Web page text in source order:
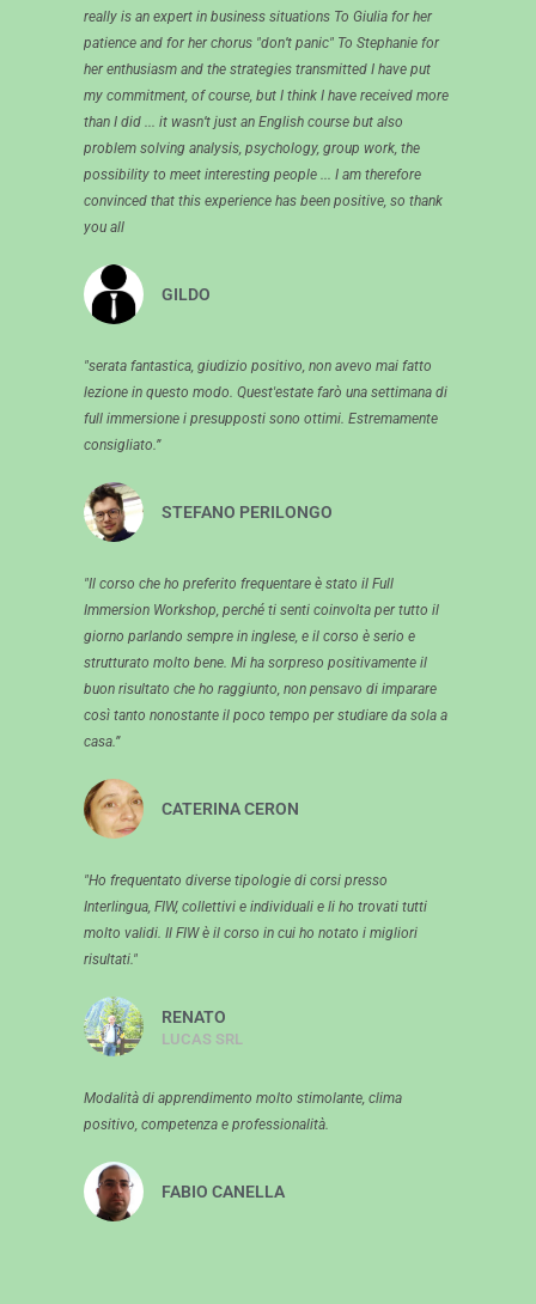
really is an expert in business situations To Giulia for her
patience and for her chorus "don’t panic" To Stephanie for
her enthusiasm and the strategies transmitted I have put
my commitment, of course, but I think I have received more
than I did ... it wasn’t just an English course but also
problem solving analysis, psychology, group work, the
possibility to meet interesting people ... I am therefore
convinced that this experience has been positive, so thank
you all
GILDO
"serata fantastica, giudizio positivo, non avevo mai fatto
lezione in questo modo. Quest'estate farò una settimana di
full immersione i presupposti sono ottimi. Estremamente
consigliato.”
STEFANO PERILONGO
"Il corso che ho preferito frequentare è stato il Full
Immersion Workshop, perché ti senti coinvolta per tutto il
giorno parlando sempre in inglese, e il corso è serio e
strutturato molto bene. Mi ha sorpreso positivamente il
buon risultato che ho raggiunto, non pensavo di imparare
così tanto nonostante il poco tempo per studiare da sola a
casa.”
CATERINA CERON
"Ho frequentato diverse tipologie di corsi presso
Interlingua, FIW, collettivi e individuali e li ho trovati tutti
molto validi. Il FIW è il corso in cui ho notato i migliori
risultati."
RENATO
LUCAS SRL
Modalità di apprendimento molto stimolante, clima
positivo, competenza e professionalità.
FABIO CANELLA